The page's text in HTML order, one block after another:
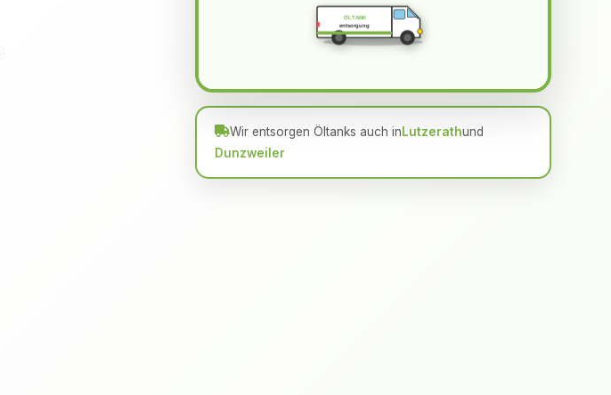
ÖLTANK
entsorgung
Wir entsorgen Öltanks auch inLutzerathund
Dunzweiler